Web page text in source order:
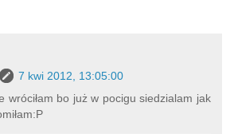
7 kwi 2012, 13:05:00
wróciłam bo już w pocigu siedzialam jak